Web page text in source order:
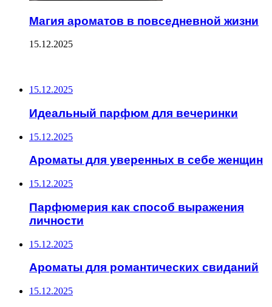
Магия ароматов в повседневной жизни
15.12.2025
15.12.2025
Идеальный парфюм для вечеринки
15.12.2025
Ароматы для уверенных в себе женщин
15.12.2025
Парфюмерия как способ выражения
личности
15.12.2025
Ароматы для романтических свиданий
15.12.2025